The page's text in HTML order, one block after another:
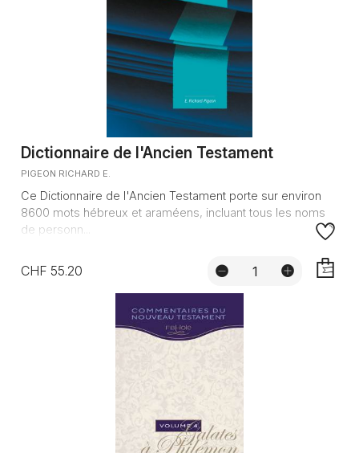
Dictionnaire de l'Ancien Testament
PIGEON RICHARD E.
Ce Dictionnaire de l'Ancien Testament porte sur environ
8600 mots hébreux et araméens, incluant tous les noms
de personn...
CHF 55.20